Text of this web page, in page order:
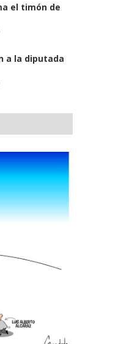
el timón de
a la diputada